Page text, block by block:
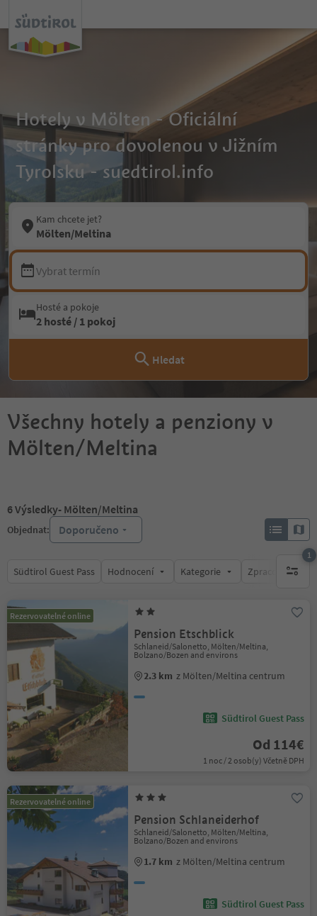
Hotely v Mölten - Oficiální
stránky pro dovolenou v Jižním
Tyrolsku - suedtirol.info
Kam chcete jet?
Mölten/Meltina
Vybrat termín
Hosté a pokoje
2 hosté / 1 pokoj
Hledat
Všechny hotely a penziony v
Mölten/Meltina
6Výsledky- Mölten/Meltina
Objednat: Doporučeno
Südtirol Guest Pass Hodnocení Kategorie Zpracovává
1
1
Rezervovatelné online
Pension Etschblick
Schlaneid/Salonetto, Mölten/Meltina,
Bolzano/Bozen and environs
2.3 km z Mölten/Meltina centrum
Südtirol Guest Pass
Od 114€
1 noc / 2 osob(y) Včetně DPH
Rezervovatelné online
Pension Schlaneiderhof
Schlaneid/Salonetto, Mölten/Meltina,
Bolzano/Bozen and environs
1.7 km z Mölten/Meltina centrum
Südtirol Guest Pass